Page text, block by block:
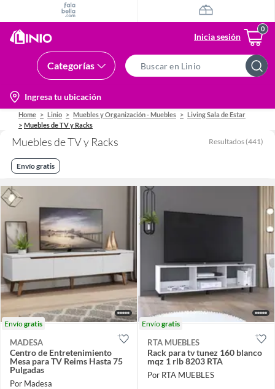
Inicia sesión
Categorías
Bar
location-
icon
Ingresa tu ubicación
Home Linio Muebles y Organización - Muebles
Living Sala de Estar
Muebles de TV y Racks
Muebles de TV y Racks Resultados (441)
Envío gratis
Envíogratis
MADESA
Centro de Entretenimiento
Mesa para TV Reims Hasta 75
Pulgadas
Por Madesa
Envíogratis
RTA MUEBLES
Rack para tv tunez 160 blanco
mqz 1 rlb 8203 RTA
Por RTA MUEBLES